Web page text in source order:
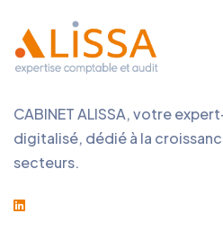
CABINET ALISSA, votre
digitalisé, dédié à la
secteurs.